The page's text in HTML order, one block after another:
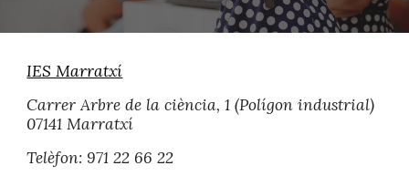
IES Marratxí
Carrer Arbre de la ciència, 1 (Polígon industrial)
07141 Marratxí
Telèfon: 971 22 66 22